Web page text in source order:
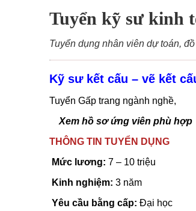
Tuyển kỹ sư kinh
Tuyển dụng nhân viên dự toán,
Kỹ sư kết cấu – vẽ kết
Tuyển Gấp trang ngành nghề,
Xem hồ sơ ứng viên phù hợp
THÔNG TIN TUYỂN DỤNG
Mức lương: 7 – 10 triệu
Kinh nghiệm: 3 năm
Yêu cầu bằng cấp: Đại học